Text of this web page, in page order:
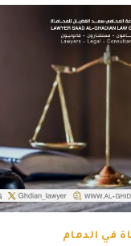
في الدمام